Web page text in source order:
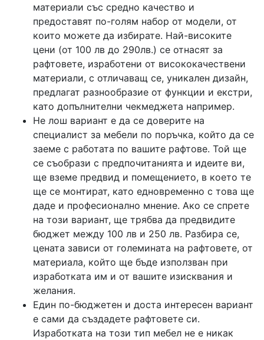
материали със средно качество и
предоставят по-голям набор от модели, от
които можете да избирате. Най-високите
цени (от 100 лв до 290лв.) се отнасят за
рафтовете, изработени от висококачествени
материали, с отличаващ се, уникален дизайн,
предлагат разнообразие от функции и екстри,
като допълнителни чекмеджета например.
Не лош вариант е да се доверите на
специалист за мебели по поръчка, който да се
заеме с работата по вашите рафтове. Той ще
се съобрази с предпочитанията и идеите ви,
ще вземе предвид и помещението, в което те
ще се монтират, като едновременно с това ще
даде и професионално мнение. Ако се спрете
на този вариант, ще трябва да предвидите
бюджет между 100 лв и 250 лв. Разбира се,
цената зависи от големината на рафтовете, от
материала, който ще бъде използван при
изработката им и от вашите изисквания и
желания.
Един по-бюджетен и доста интересен вариант
е сами да създадете рафтовете си.
Изработката на този тип мебел не е никак